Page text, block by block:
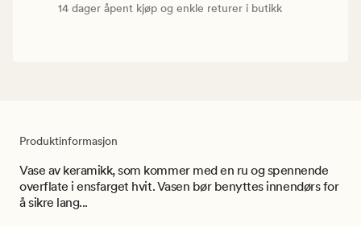
14 dager åpent kjøp og enkle returer i butikk
Produktinformasjon
Vase av keramikk, som kommer med en ru og spennende
overflate i ensfarget hvit. Vasen bør benyttes innendørs for
å sikre lang...